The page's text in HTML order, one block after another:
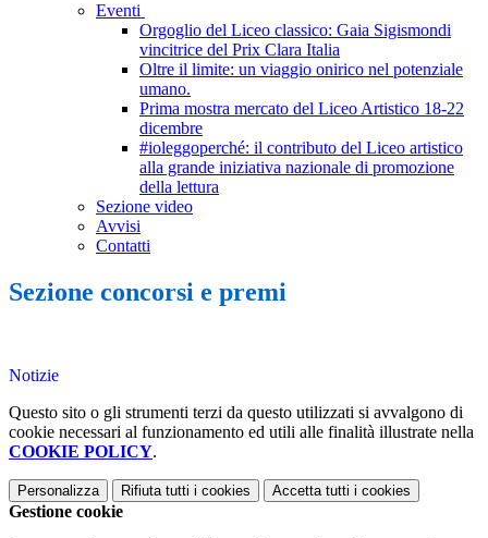
Eventi
Orgoglio del Liceo classico: Gaia Sigismondi
vincitrice del Prix Clara Italia
Oltre il limite: un viaggio onirico nel potenziale
umano.
Prima mostra mercato del Liceo Artistico 18-22
dicembre
#ioleggoperché: il contributo del Liceo artistico
alla grande iniziativa nazionale di promozione
della lettura
Sezione video
Avvisi
Contatti
Sezione concorsi e premi
Notizie
Questo sito o gli strumenti terzi da questo utilizzati si avvalgono di
cookie necessari al funzionamento ed utili alle finalità illustrate nella
COOKIE POLICY.
Personalizza Rifiuta tutti i cookies Accetta tutti i cookies
Gestione cookie